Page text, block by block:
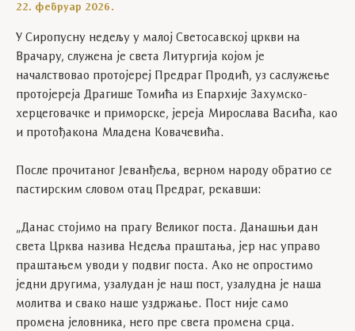
22. фебруар 2026.
У Сиропусну недељу у малој Светосавској цркви на
Врачару, служена је света Литургија којом је
началствовао протојереј Предраг Продић, уз саслужење
протојереја Драгише Томића из Епархије Захумско-
херцеговачке и приморске, јереја Мирослава Васића, као
и протођакона Младена Ковачевића.
После прочитаног Јеванђеља, верном народу обратио се
пастирским словом отац Предраг, рекавши:
„Данас стојимо на прагу Великог поста. Данашњи дан
света Црква назива Недеља праштања, јер нас управо
праштањем уводи у подвиг поста. Ако не опростимо
једни другима, узалудан је наш пост, узалудна је наша
молитва и свако наше уздржање. Пост није само
промена јеловника, него пре свега промена срца.